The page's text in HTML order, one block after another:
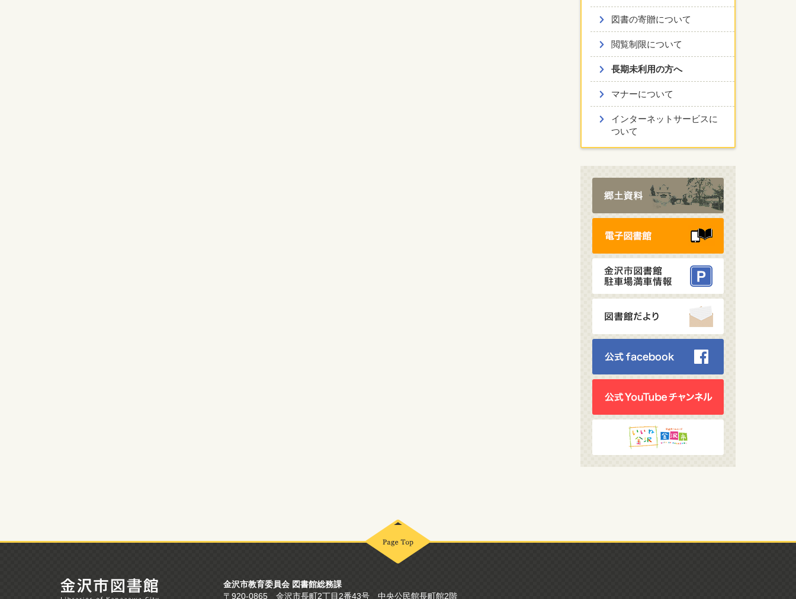
図書の寄贈について
閲覧制限について
長期未利用の方へ
マナーについて
インターネットサービスに
ついて
金沢市教育委員会 図書館総務課
〒920-0865 金沢市長町2丁目2番43号 中央公民館長町館2階